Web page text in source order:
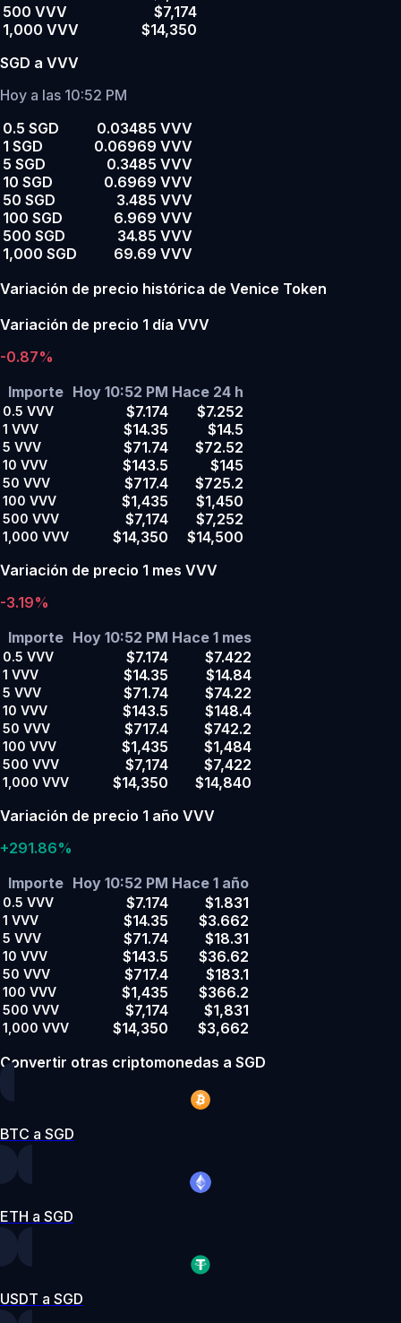
500 VVV
$7,174
1,000 VVV
$14,350
SGD a VVV
Hoy a las 10:52 PM
0.5 SGD
0.03485 VVV
1 SGD
0.06969 VVV
5 SGD
0.3485 VVV
10 SGD
0.6969 VVV
50 SGD
3.485 VVV
100 SGD
6.969 VVV
500 SGD
34.85 VVV
1,000 SGD
69.69 VVV
Variación de precio histórica de Venice Token
Variación de precio 1 día VVV
-0.87%
Importe Hoy 10:52 PM Hace 24 h
0.5 VVV $7.174 $7.252
1 VVV $14.35 $14.5
5 VVV $71.74 $72.52
10 VVV $143.5 $145
50 VVV $717.4 $725.2
100 VVV $1,435 $1,450
500 VVV $7,174 $7,252
1,000 VVV $14,350
$14,500
Variación de precio 1 mes VVV
-3.19%
Importe Hoy 10:52 PM Hace 1 mes
0.5 VVV $7.174 $7.422
1 VVV $14.35 $14.84
5 VVV $71.74 $74.22
10 VVV $143.5 $148.4
50 VVV $717.4 $742.2
100 VVV $1,435 $1,484
500 VVV $7,174 $7,422
1,000 VVV $14,350
$14,840
Variación de precio 1 año VVV
+291.86%
Importe Hoy 10:52 PM Hace 1 año
0.5 VVV $7.174 $1.831
1 VVV $14.35 $3.662
5 VVV $71.74 $18.31
10 VVV $143.5 $36.62
50 VVV $717.4 $183.1
100 VVV $1,435 $366.2
500 VVV $7,174 $1,831
1,000 VVV $14,350
$3,662
Convertir otras criptomonedas a SGD
BTC a SGD
ETH a SGD
USDT a SGD